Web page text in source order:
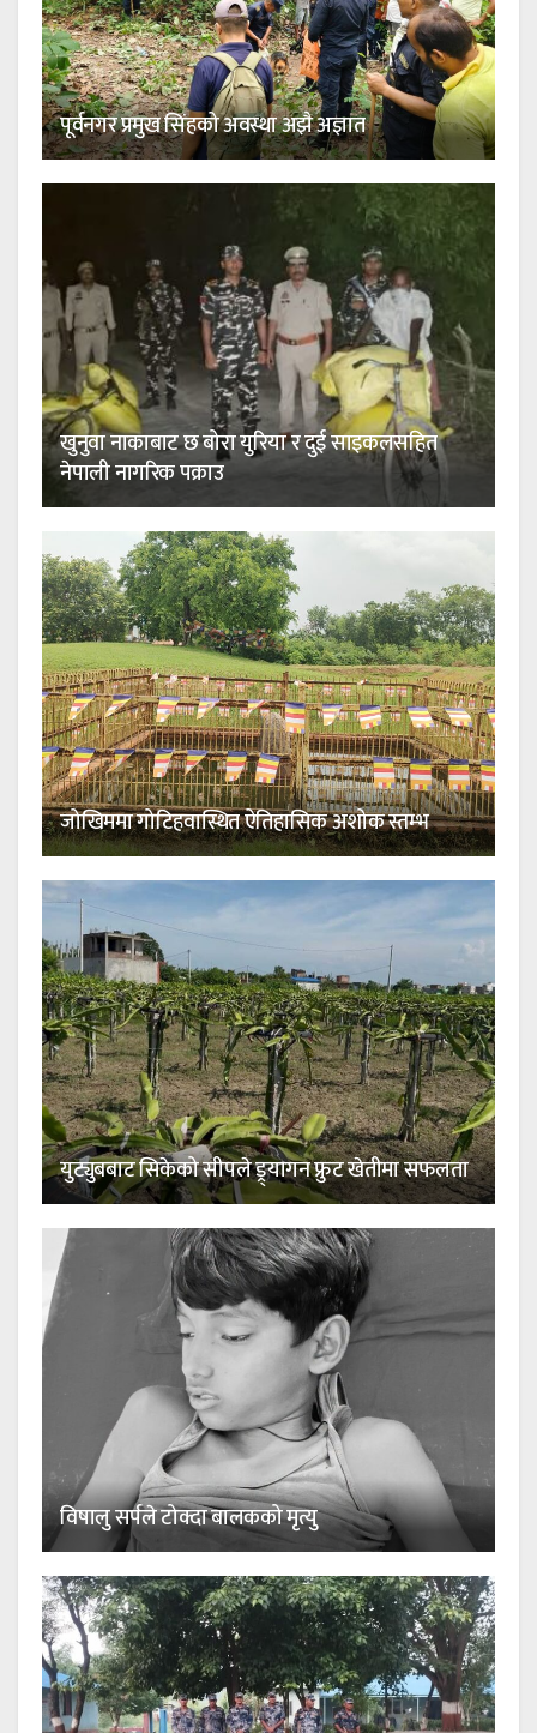
पूर्वनगर प्रमुख सिंहको अवस्था अझै अज्ञात
खुनुवा नाकाबाट छ बोरा युरिया र दुई साइकलसहित
नेपाली नागरिक पक्राउ
जोखिममा गोटिहवास्थित ऐतिहासिक अशोक स्तम्भ
युट्युबबाट सिकेको सीपले ड्र्यागन फ्रुट खेतीमा सफलता
विषालु सर्पले टोक्दा बालकको मृत्यु